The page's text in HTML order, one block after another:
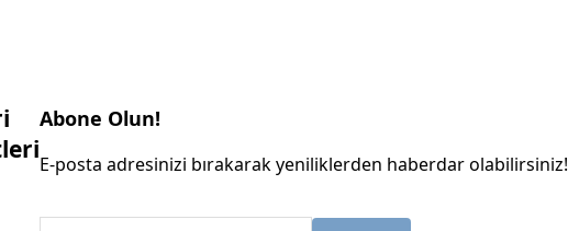
Abone Olun!
E-posta adresinizi bırakarak yeniliklerden haberdar olabilirsiniz!